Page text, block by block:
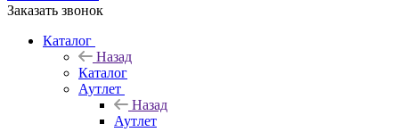
Заказать звонок
Каталог
Назад
Каталог
Аутлет
Назад
Аутлет